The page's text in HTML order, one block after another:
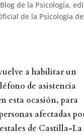
de la Psicología,
de la Psicología
a habilitar un
de asistencia
esta ocasión, para
afectadas
de Castilla-La